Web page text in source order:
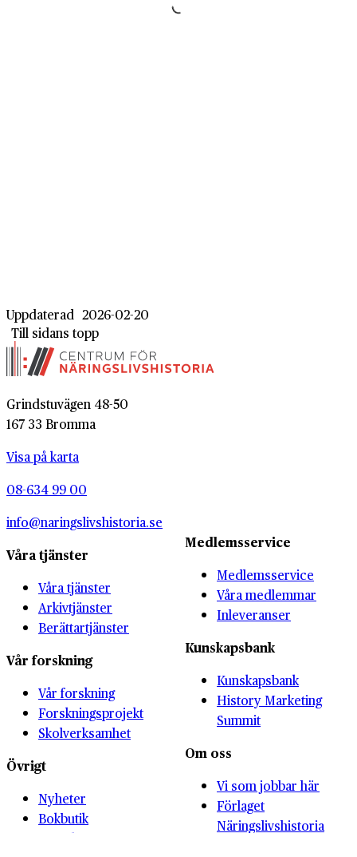
Uppdaterad 2026-02-20
Till sidans topp
Grindstuvägen 48-50
167 33 Bromma
Visa på karta
08-634 99 00
info@naringslivshistoria.se
Våra tjänster
Våra tjänster
Arkivtjänster
Berättartjänster
Vår forskning
Vår forskning
Forskningsprojekt
Skolverksamhet
Övrigt
Nyheter
Bokbutik
Kontakta oss
Medlemsservice
Medlemsservice
Våra medlemmar
Inleveranser
Kunskapsbank
Kunskapsbank
History Marketing
Summit
Om oss
Vi som jobbar här
Förlaget
Näringslivshistoria